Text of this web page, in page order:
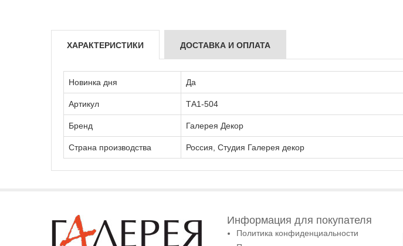
ХАРАКТЕРИСТИКИ ДОСТАВКА И ОПЛАТА
Новинка дня Да
Артикул ТА1-504
Бренд Галерея Декор
Страна производства Россия, Студия Галерея декор
Информация для покупателя
Политика конфиденциальности